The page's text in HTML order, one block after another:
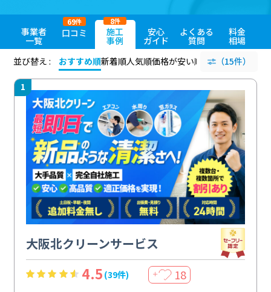
事業者
一覧
口コミ
69件
施工
事例
8件
安心
ガイド
よくある
質問
料金
相場
並び替え :
おすすめ順新着順人気順価格が安い順 評価が高い順
（15件）
1
大阪北クリーンサービス
4.5 (39件) ＋ 18